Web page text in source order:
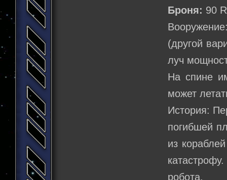
Броня: 90
(другой
луч
На спине
может
История:
погибшей
из
робота.